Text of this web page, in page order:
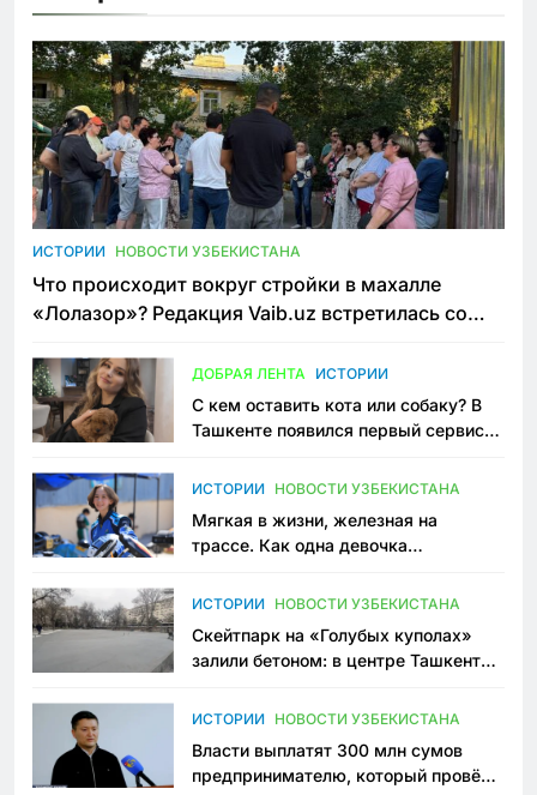
ИСТОРИИ НОВОСТИ УЗБЕКИСТАНА
Что происходит вокруг стройки в махалле
«Лолазор»? Редакция Vaib.uz встретилась со
ДОБРАЯ ЛЕНТА ИСТОРИИ
С кем оставить кота или собаку? В
Ташкенте появился первый сервис
ИСТОРИИ НОВОСТИ УЗБЕКИСТАНА
Мягкая в жизни, железная на
трассе. Как одна девочка
Узбекистане
ИСТОРИИ НОВОСТИ УЗБЕКИСТАНА
Скейтпарк на «Голубых куполах»
залили бетоном: в центре Ташкента
пространство
ИСТОРИИ НОВОСТИ УЗБЕКИСТАНА
Власти выплатят 300 млн сумов
предпринимателю, который провёл